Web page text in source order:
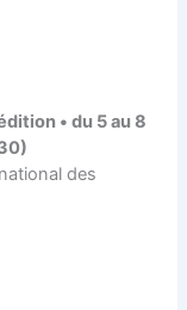
• du 5 au 8
des